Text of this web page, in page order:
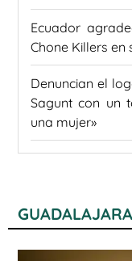
Ecuador
Chone Killers
Denuncian el
Sagunt con un
una mujer»
GUADALAJARA